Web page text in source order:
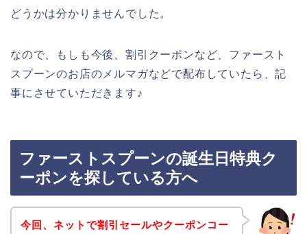
どうかは分かりませんでした。
なので、もしも今後、割引クーポンなど、ファースト
スプーンのお店のメルマガなどで配布していたら、記
事にさせていただきます♪
ファーストスプーンの誕生日特典ク
ーポンを探している方へ
今回、ネットで割引セールやクーポンコー